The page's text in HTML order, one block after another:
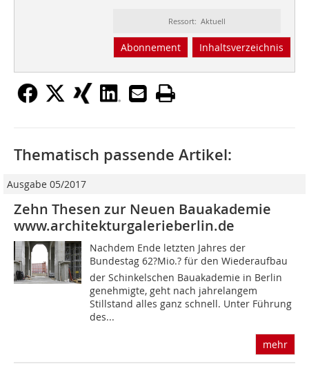
Ressort: Aktuell
Abonnement Inhaltsverzeichnis
Thematisch passende Artikel:
Ausgabe 05/2017
Zehn Thesen zur Neuen Bauakademie
www.architekturgalerieberlin.de
Nachdem Ende letzten Jahres der
Bundestag 62?Mio.? für den Wiederaufbau
der Schinkelschen Bauakademie in Berlin
genehmigte, geht nach jahrelangem
Stillstand alles ganz schnell. Unter Führung
des...
mehr